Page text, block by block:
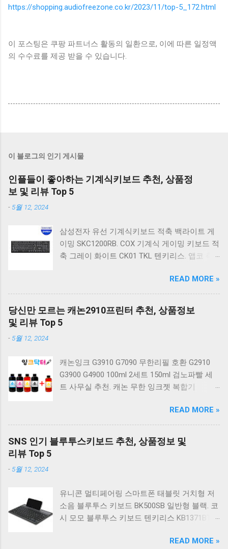
https://shopping.audiofreezone.co.kr/2023/11/top-5_172.html
이 포스팅은 쿠팡 파트너스 활동의 일환으로, 이에 따른 일정액
의 수수료를 제공 받을 수 있습니다.
이 블로그의 인기 게시물
인플들이 좋아하는 기계식키보드 추천, 상품정
보 및 리뷰 Top 5
- 5월 12, 2024
삼성전자 유선 기계식키보드 적축 백라이트 게
이밍 SKC1200RB. COX 기계식 게이밍 키보드 적
축 그레이 화이트 CK01 TKL 텐키리스. 앱코 축
랙 K560 일반형. 앱코 K517 레트로 기계식 게이
밍 유선키보드 갈축 일반형 레트로 베이지. 체리
키보드 G803000S TKL RGB 게이밍 텐키리스 기
계식 키보드 4종 축 선택 저소음적축 블랙. 체리
베이지 K517 Retro. COX CK01 교체축 사이드
RGB 게이밍 기계식 키보드 네이비 CK01NV적축
일반형. 체리키보드 XTRFY MX BOARD 3.1 RGB
COX 기계식 게이밍 키보드 갈축 그레이 화이트
CK01 TKL 텐키리스 기계식키보드 구매를 고려
하실 때, 추가 할인 혜택을 놓치지 마세요. 다양
정이 많이 어려우시죠? 특히 기계식키보드 같은
상품을 고를 때는 더 고민이 많을 수 밖에 없습
니다. 다양한 상품들을 상세스펙 과 가격 을 꼼
READ MORE »
당신만 모르는 캐논2910프린터 추천, 상품정보
및 리뷰 Top 5
- 5월 12, 2024
캐논잉크 G3910 G7090 무한리필 호환 G2910
G3900 G4900 100ml 2세트 150ml 검노파빨 세
트 사무실 추천. 캐논 무한 잉크젯 복합기
논 PIXMA G2910 잉크포함 정품 무한복합기 컬
러 잉크젯복합기 가정용프린터 상세정보참조.
캐논 G시리즈 프린터 정품 헤드 카트리지
G1900 G2900 G3900 G4900 G2910 G3910
G4902 G4910 G4911 리필 잉크 1개 GI990
500ml 4색세트. 캐논 빌트인 정품무한 복합기
G2910 정품잉크 포함충전잉크4색 추가증정. 캐
잉크 4색세트 G3910 G3900 G2900 G4900
READ MORE »
SNS 인기 블루투스키보드 추천, 상품정보 및
리뷰 Top 5
- 5월 12, 2024
유니콘 멀티페어링 스마트폰 태블릿 거치형 저
소음 블루투스 키보드 BK500SB 일반형 블랙. 코
시 모모 블루투스 키보드 텐키리스 KB1371BT
K380S. 로지텍 무선키보드 텐키리스 스모키 블
READ MORE »